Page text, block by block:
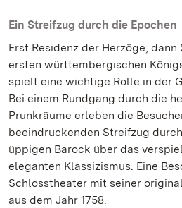
Ein Streifzug durch die Epochen
Erst Residenz der Herzöge,
ersten württembergischen
spielt eine wichtige Rolle in der
Bei einem Rundgang durch die
Prunkräume erleben die
beeindruckenden Streifzug
üppigen Barock über das
eleganten Klassizismus. Eine
Schlosstheater mit seiner
aus dem Jahr 1758.